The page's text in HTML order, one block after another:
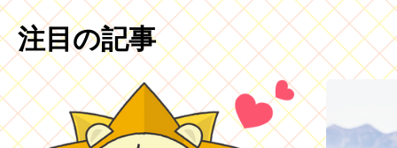
注目の記事